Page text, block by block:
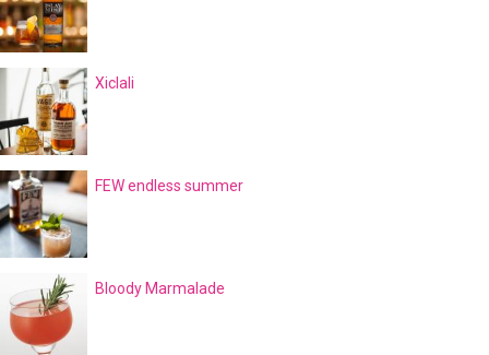
Xiclali
FEW endless summer
Bloody Marmalade